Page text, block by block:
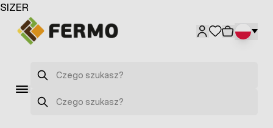
Przejdź do treści
Szukaj
Szukaj
SIZER